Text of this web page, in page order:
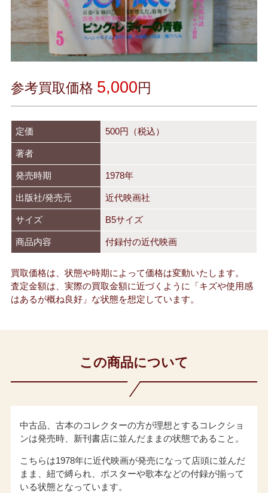
参考買取価格 5,000 円
定価 500円（税込）
著者
発売時期 1978年
出版社/発売元 近代映画社
サイズ B5サイズ
商品内容 付録付の近代映画
買取価格は、状態や時期によって価格は変動いたします。
査定金額は、実際の買取金額に近づくように「キズや使用感
はあるが概ね良好」な状態を想定しています。
この商品について
中古品、古本のコレクターの方が理想とするコレクショ
ンは発売時、新刊書店に並んだままの状態であること。
こちらは1978年に近代映画が発売になって店頭に並んだ
まま、紐で縛られ、ポスターや歌本などの付録が揃って
いる状態となっています。